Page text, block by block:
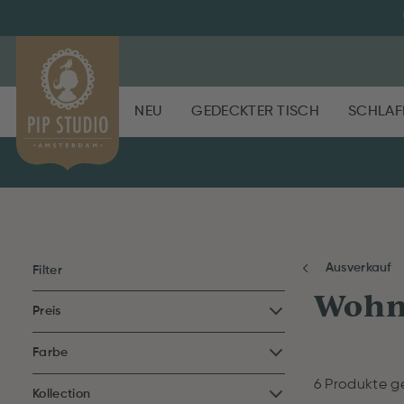
NEU GEDECKTER TISCH
Filter
Preis
Farbe
Kollection
Ausverkauf
6 Produkte